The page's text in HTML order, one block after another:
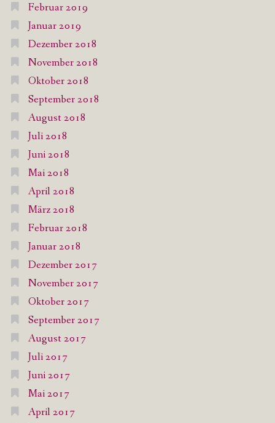
Februar 2019
Januar 2019
Dezember 2018
November 2018
Oktober 2018
September 2018
August 2018
Juli 2018
Juni 2018
Mai 2018
April 2018
März 2018
Februar 2018
Januar 2018
Dezember 2017
November 2017
Oktober 2017
September 2017
August 2017
Juli 2017
Juni 2017
Mai 2017
April 2017